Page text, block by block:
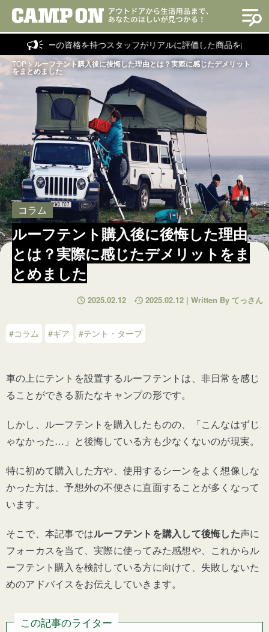
ーの資格を持つスタッフがリアルに評価した商品を紹介！
TOP>ルーフテント購入後に後悔した理由とは？実際に感じたデメリット
をまとめました
コラム
ルーフテント購入後に後悔した理由
とは？実際に感じたデメリットをま
とめました
2025.02.12 2025.02.12 | Written By てっさん
#コラム #ギア #テント・タープ
車の上にテントを設置するルーフテントは、非日常を感じ
ることができる新たなキャンプの形です。
しかし、ルーフテントを購入したものの、「こんなはずじ
ゃなかった…」と後悔している方も少なくないのが現実。
特に初めて購入した方や、使用するシーンをよく想像しな
かった方は、予想外の不便さに直面することが多くなって
います。
そこで、本記事ではルーフテントを購入して後悔した声に
フォーカスを当て、実際に使ってみた感想や、これからル
ーフテント購入を検討している方に向けて、失敗しないた
めのアドバイスをお伝えしていきます。
この記事のライター